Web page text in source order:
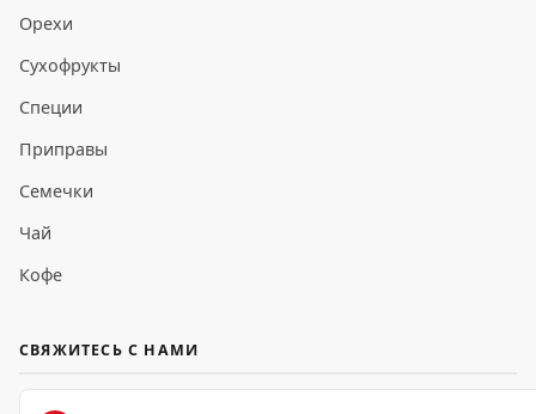
Орехи
Сухофрукты
Специи
Приправы
Семечки
Чай
Кофе
СВЯЖИТЕСЬ С НАМИ